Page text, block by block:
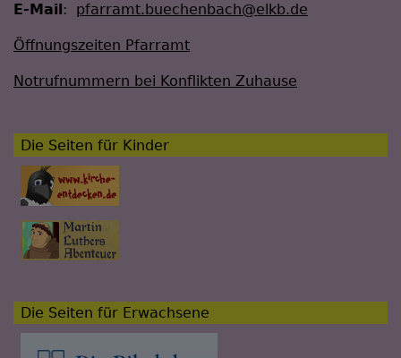
E-Mail : pfarramt.buechenbach@elkb.de
Öffnungszeiten Pfarramt
Notrufnummern bei Konflikten Zuhause
Die Seiten für Kinder
Die Seiten für Erwachsene